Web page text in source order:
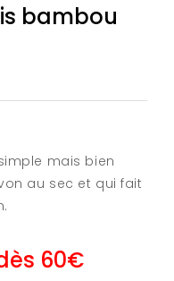
bambou
mais bien
au sec et qui fait
60€